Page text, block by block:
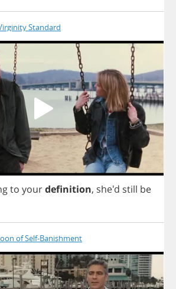
Standard
to yourdefinition, she'd still be
of Self-Banishment